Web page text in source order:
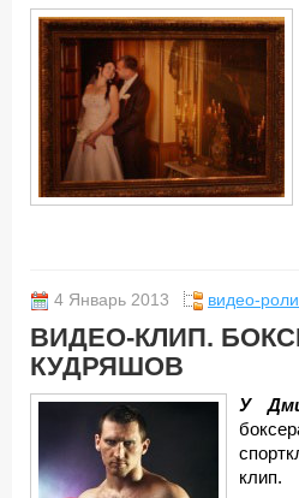
4 Январь 2013 видео-
ВИДЕО-КЛИП.
КУДРЯШОВ
У
клип.